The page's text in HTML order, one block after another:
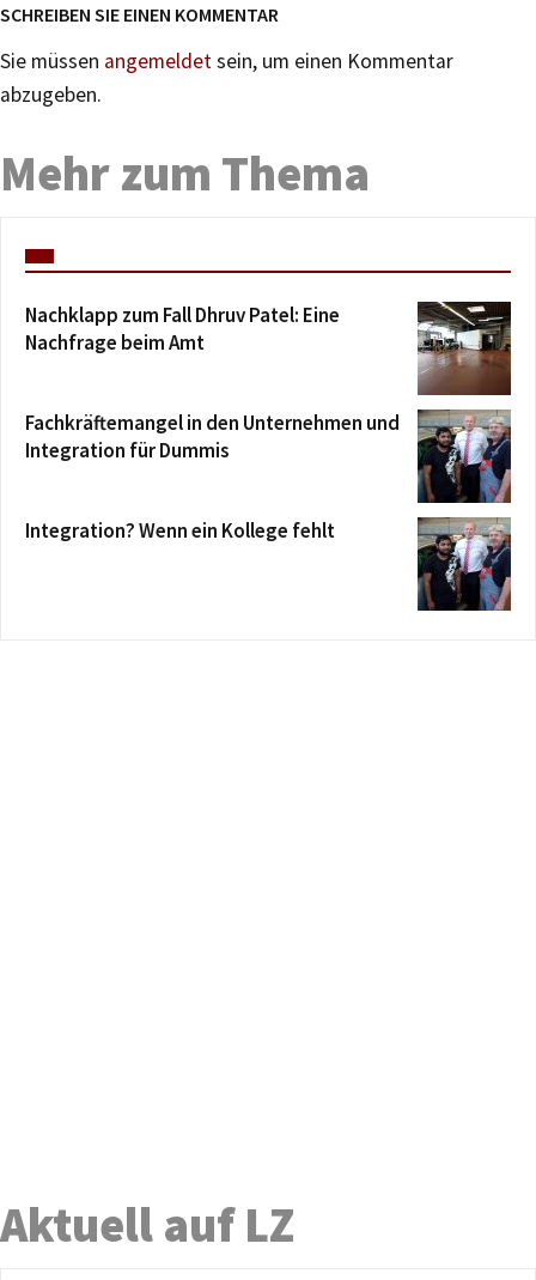
SCHREIBEN SIE EINEN KOMMENTAR
Sie müssen angemeldetsein, um einen Kommentar
abzugeben.
Mehr zum Thema
Nachklapp zum Fall Dhruv Patel: Eine
Nachfrage beim Amt
Fachkräftemangel in den Unternehmen und
Integration für Dummis
Integration? Wenn ein Kollege fehlt
Aktuell auf LZ